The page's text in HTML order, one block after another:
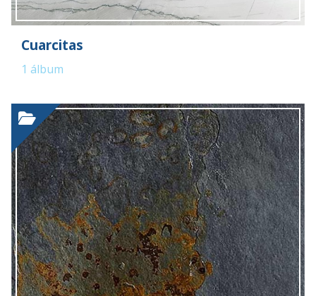
Cuarcitas
1 álbum